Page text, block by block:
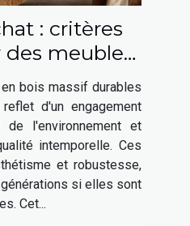
: critères
des meubles
durables
bois massif durables
d'un engagement
de l'environnement et
intemporelle. Ces
et robustesse,
si elles sont
Cet...